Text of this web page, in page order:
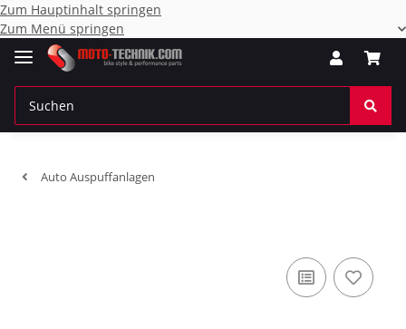
Zum Hauptinhalt springen
Zum Menü springen
Auto Auspuffanlagen